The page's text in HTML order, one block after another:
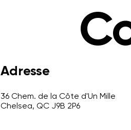
Adresse
36 Chem. de la Côte d'Un Mille
Chelsea, QC J9B 2P6